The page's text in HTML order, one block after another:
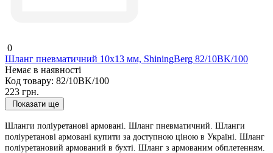
0
Шланг пневматичний 10х13 мм, ShiningBerg 82/10BK/100
Немає в наявності
Код товару: 82/10BK/100
223 грн.
Показати ще
Шланги поліуретанові армовані. Шланг пневматичний. Шланги
поліуретанові армовані купити за доступною ціною в Україні. Шланг
поліуретановий армований в бухті. Шланг з армованим обплетенням.